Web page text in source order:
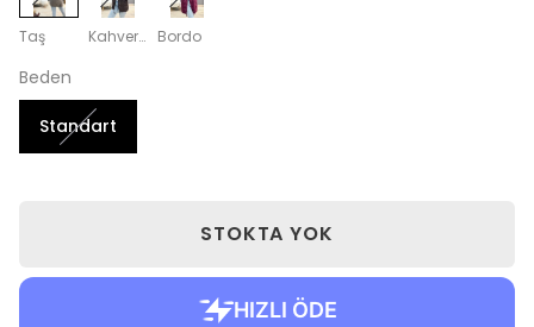
Taş Kahverengi Bordo
Beden
Standart
STOKTA YOK